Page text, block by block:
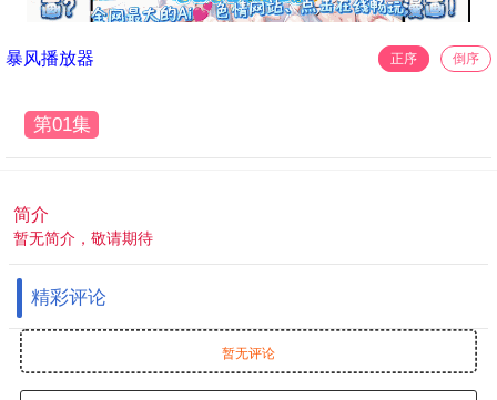
暴风播放器 正序 倒序
第01集
简介
暂无简介，敬请期待
精彩评论
暂无评论